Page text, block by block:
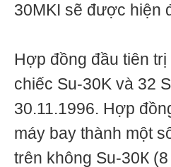
30MKI sẽ được hiện
Hợp đồng đầu tiên
chiếc Su-30K và 32
30.11.1996. Hợp
máy bay thành một
trên không Su-30К